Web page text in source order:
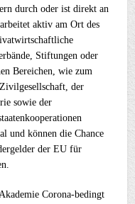
durch oder ist direkt an
aktiv am Ort des
Stiftungen oder
Bereichen, wie zum
der
sowie der
und können die Chance
der EU für
Corona-bedingt